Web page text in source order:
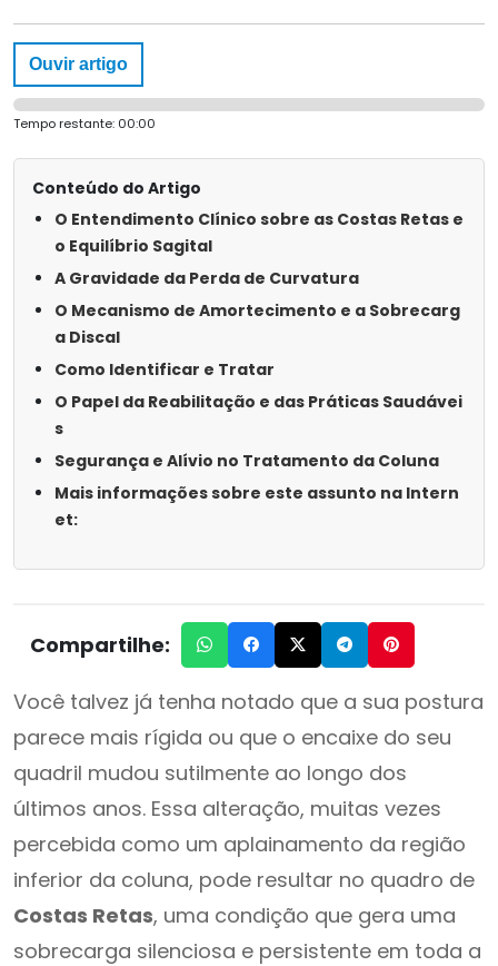
Ouvir artigo
Tempo restante: 00:00
Conteúdo do Artigo
O Entendimento Clínico sobre as Costas Retas e
o Equilíbrio Sagital
A Gravidade da Perda de Curvatura
O Mecanismo de Amortecimento e a Sobrecarg
a Discal
Como Identificar e Tratar
O Papel da Reabilitação e das Práticas Saudávei
s
Segurança e Alívio no Tratamento da Coluna
Mais informações sobre este assunto na Intern
et:
Compartilhe:
Você talvez já tenha notado que a sua postura
parece mais rígida ou que o encaixe do seu
quadril mudou sutilmente ao longo dos
últimos anos. Essa alteração, muitas vezes
percebida como um aplainamento da região
inferior da coluna, pode resultar no quadro de
Costas Retas, uma condição que gera uma
sobrecarga silenciosa e persistente em toda a